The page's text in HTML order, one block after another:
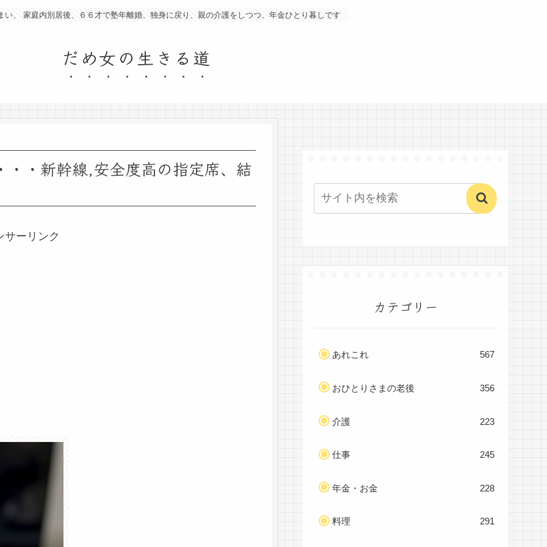
い、 家庭内別居後、６６才で塾年離婚、独身に戻り、親の介護をしつつ、年金ひとり暮しです
だめ女の生きる道
・新幹線,安全度高の指定席、結
サーリンク
カテゴリー
あれこれ 567
おひとりさまの老後 356
介護 223
仕事 245
年金・お金 228
料理 291